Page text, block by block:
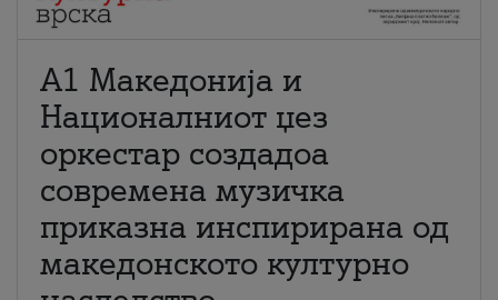
А1 Македонија и
Националниот џез
оркестар создадоа
современа музичка
приказна инспирирана од
македонското културно